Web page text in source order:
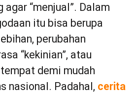
agar “menjual”. Dalam
itu bisa berupa
perubahan
“kekinian”, atau
demi mudah
nasional. Padahal, cerita